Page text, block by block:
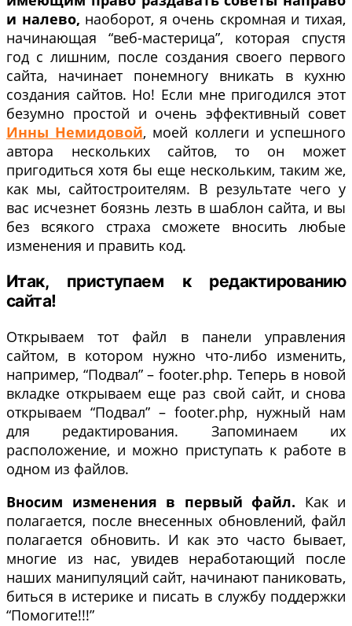
и налево, наоборот, я очень скромная и тихая,
начинающая “веб-мастерица”, которая спустя
год с лишним, после создания своего первого
сайта, начинает понемногу вникать в кухню
создания сайтов. Но! Если мне пригодился этот
безумно простой и очень эффективный совет
Инны Немидовой, моей коллеги и успешного
автора нескольких сайтов, то он может
пригодиться хотя бы еще нескольким, таким же,
как мы, сайтостроителям. В результате чего у
вас исчезнет боязнь лезть в шаблон сайта, и вы
без всякого страха сможете вносить любые
изменения и править код.
Итак, приступаем к редактированию
сайта!
Открываем тот файл в панели управления
сайтом, в котором нужно что-либо изменить,
например, “Подвал” – footer.php. Теперь в новой
вкладке открываем еще раз свой сайт, и снова
открываем “Подвал” – footer.php, нужный нам
для редактирования. Запоминаем их
расположение, и можно приступать к работе в
одном из файлов.
Вносим изменения в первый файл. Как и
полагается, после внесенных обновлений, файл
полагается обновить. И как это часто бывает,
многие из нас, увидев неработающий после
наших манипуляций сайт, начинают паниковать,
биться в истерике и писать в службу поддержки
“Помогите!!!”